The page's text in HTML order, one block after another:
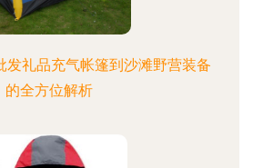
发礼品充气帐篷到沙滩野营装备
的全方位解析